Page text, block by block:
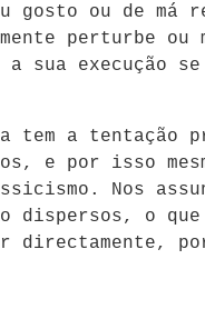
gosto ou de
perturbe ou
sua execução
tem a
e por isso
Nos
o